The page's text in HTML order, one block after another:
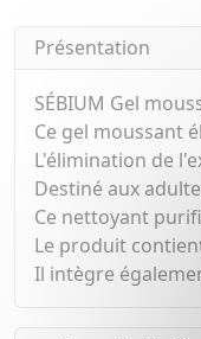
Présentation
SÉBIUM Gel
Ce gel moussant
L'élimination de
Destiné aux
Ce nettoyant
Le produit
Il intègre